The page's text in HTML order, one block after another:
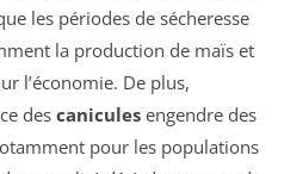
les périodes de sécheresse
la production de maïs et
l’économie. De plus,
des canicules engendre des
pour les populations